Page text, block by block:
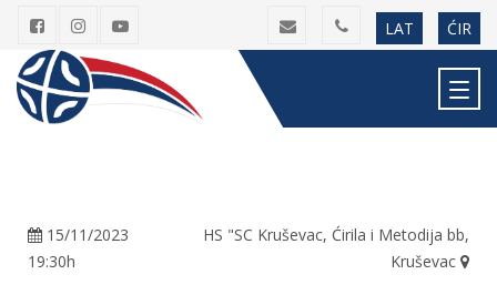
LAT ĆIR
15/11/2023
19:30h
HS "SC Kruševac, Ćirila i Metodija bb,
Kruševac